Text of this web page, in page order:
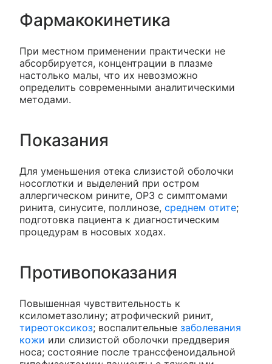
Фармакокинетика
При местном применении практически не
абсорбируется, концентрации в плазме
настолько малы, что их невозможно
определить современными аналитическими
методами.
Показания
Для уменьшения отека слизистой оболочки
носоглотки и выделений при остром
аллергическом рините, ОРЗ с симптомами
ринита, синусите, поллинозе, среднем отите;
подготовка пациента к диагностическим
процедурам в носовых ходах.
Противопоказания
Повышенная чувствительность к
ксилометазолину; атрофический ринит,
тиреотоксикоз; воспалительные заболевания
кожи или слизистой оболочки преддверия
носа; состояние после транссфеноидальной